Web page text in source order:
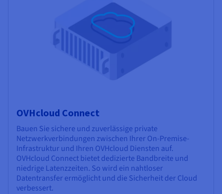
OVHcloud Connect
Bauen Sie sichere und zuverlässige private
Netzwerkverbindungen zwischen Ihrer On-Premise-
Infrastruktur und Ihren OVHcloud Diensten auf.
OVHcloud Connect bietet dedizierte Bandbreite und
niedrige Latenzzeiten. So wird ein nahtloser
Datentransfer ermöglicht und die Sicherheit der Cloud
verbessert.